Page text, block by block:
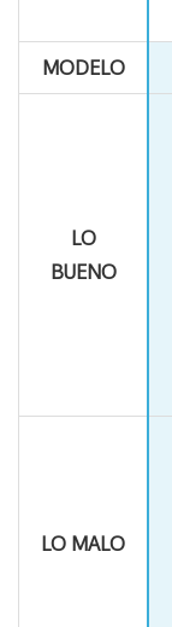
MODELO
LO
BUENO
LO MALO